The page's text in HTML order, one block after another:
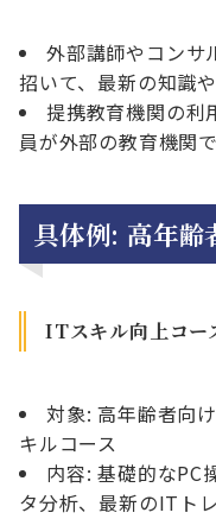
外部講師やコンサ
招いて、最新の知識
提携教育機関の利
員が外部の教育機関
具体例: 高年齢
ITスキル向上コー
対象: 高年齢者向
キルコース
内容: 基礎的なPC
タ分析、最新のITト